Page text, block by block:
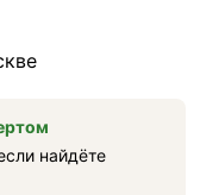
найдёте